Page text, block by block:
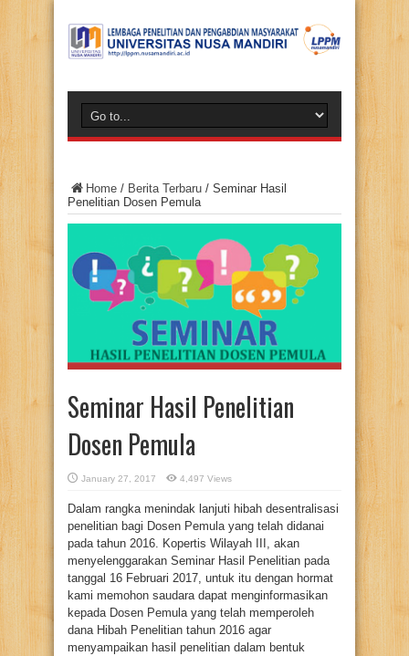
Home / Berita Terbaru / Seminar Hasil
Penelitian Dosen Pemula
Seminar Hasil Penelitian
Dosen Pemula
January 27, 2017 4,497 Views
Dalam rangka menindak lanjuti hibah desentralisasi
penelitian bagi Dosen Pemula yang telah didanai
pada tahun 2016. Kopertis Wilayah III, akan
menyelenggarakan Seminar Hasil Penelitian pada
tanggal 16 Februari 2017, untuk itu dengan hormat
kami memohon saudara dapat menginformasikan
kepada Dosen Pemula yang telah memperoleh
dana Hibah Penelitian tahun 2016 agar
menyampaikan hasil penelitian dalam bentuk